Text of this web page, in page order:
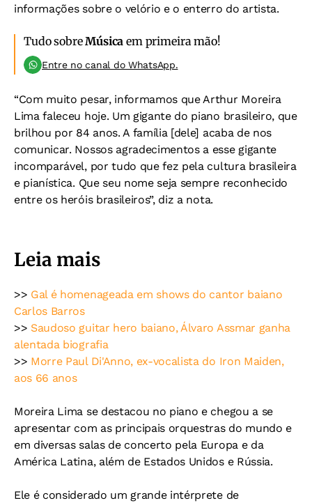
informações sobre o velório e o enterro do artista.
Tudo sobreMúsica em primeira mão!
Entre no canal do WhatsApp.
“Com muito pesar, informamos que Arthur Moreira
Lima faleceu hoje. Um gigante do piano brasileiro, que
brilhou por 84 anos. A família [dele] acaba de nos
comunicar. Nossos agradecimentos a esse gigante
incomparável, por tudo que fez pela cultura brasileira
e pianística. Que seu nome seja sempre reconhecido
entre os heróis brasileiros”, diz a nota.
Leia mais
>> Gal é homenageada em shows do cantor baiano
Carlos Barros
>> Saudoso guitar hero baiano, Álvaro Assmar ganha
alentada biografia
>> Morre Paul Di'Anno, ex-vocalista do Iron Maiden,
aos 66 anos
Moreira Lima se destacou no piano e chegou a se
apresentar com as principais orquestras do mundo e
em diversas salas de concerto pela Europa e da
América Latina, além de Estados Unidos e Rússia.
Ele é considerado um grande intérprete de